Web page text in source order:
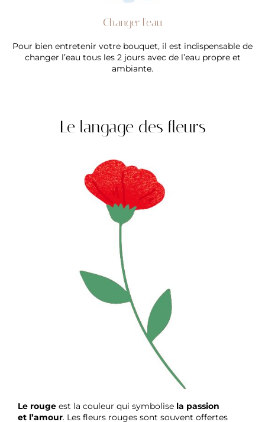
Changer l'eau
Pour bien entretenir votre bouquet, il est indispensable de
changer l’eau tous les 2 jours avec de l’eau propre et
ambiante.
Le langage des fleurs
Le rouge est la couleur qui symbolise la passion
et l’amour. Les fleurs rouges sont souvent offertes